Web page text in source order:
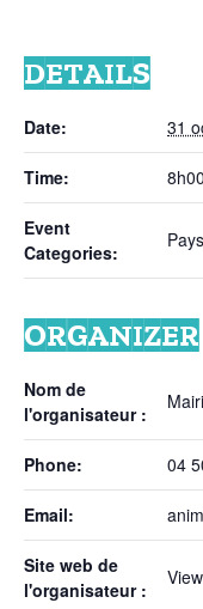
DETAILS
Date: 31
Time:
Event
Categories:
ORGANIZER
Nom de
l'organisateur :
Phone: 04
Email:
Site web de
l'organisateur :